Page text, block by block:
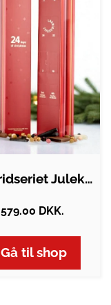
Lakridseriet Julekalender - Ultimativ…
579.00 DKK.
Gå til shop